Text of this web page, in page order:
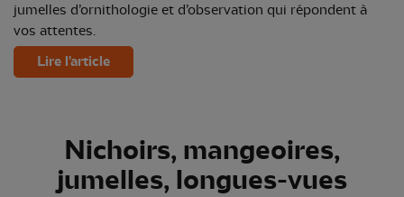
jumelles d’ornithologie et d’observation qui répondent à
vos attentes.
Lire l'article
Nichoirs, mangeoires,
jumelles, longues-vues